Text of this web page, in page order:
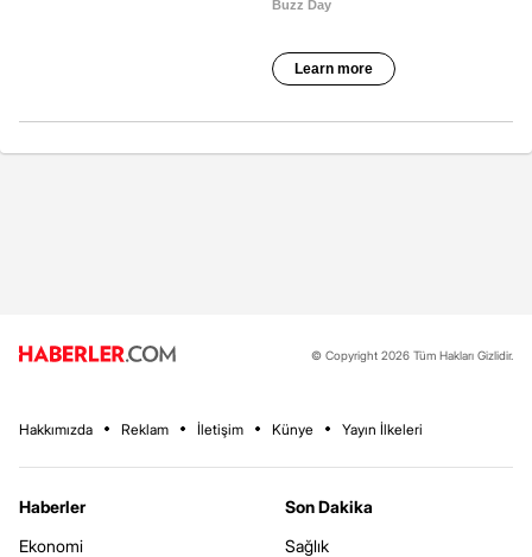
© Copyright 2026 Tüm Hakları Gizlidir.
Hakkımızda Reklam İletişim Künye Yayın İlkeleri
Haberler
Ekonomi
Son Dakika
Sağlık